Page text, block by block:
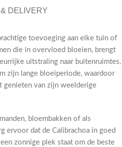
DELIVERY
toevoeging aan elke tuin of
die in overvloed bloeien, brengt
uitstraling naar buitenruimtes.
zijn lange bloeiperiode, waardoor
genieten van zijn weelderige
bloembakken of als
ervoor dat de Calibrachoa in goed
zonnige plek staat om de beste